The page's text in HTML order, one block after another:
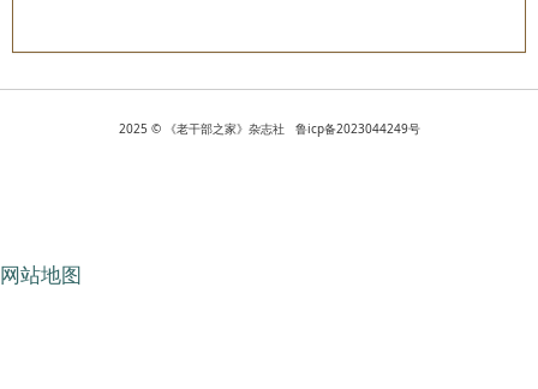
2025 © 《老干部之家》杂志社 鲁icp备2023044249号
网站地图